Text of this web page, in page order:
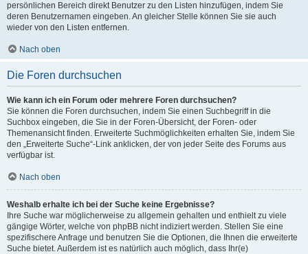
persönlichen Bereich direkt Benutzer zu den Listen hinzufügen, indem Sie
deren Benutzernamen eingeben. An gleicher Stelle können Sie sie auch
wieder von den Listen entfernen.
Nach oben
Die Foren durchsuchen
Wie kann ich ein Forum oder mehrere Foren durchsuchen?
Sie können die Foren durchsuchen, indem Sie einen Suchbegriff in die
Suchbox eingeben, die Sie in der Foren-Übersicht, der Foren- oder
Themenansicht finden. Erweiterte Suchmöglichkeiten erhalten Sie, indem Sie
den „Erweiterte Suche“-Link anklicken, der von jeder Seite des Forums aus
verfügbar ist.
Nach oben
Weshalb erhalte ich bei der Suche keine Ergebnisse?
Ihre Suche war möglicherweise zu allgemein gehalten und enthielt zu viele
gängige Wörter, welche von phpBB nicht indiziert werden. Stellen Sie eine
spezifischere Anfrage und benutzen Sie die Optionen, die Ihnen die erweiterte
Suche bietet. Außerdem ist es natürlich auch möglich, dass Ihr(e)